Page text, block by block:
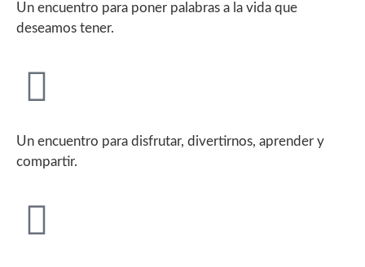
Un encuentro para poner palabras a la vida que
deseamos tener.
Un encuentro para disfrutar, divertirnos, aprender y
compartir.